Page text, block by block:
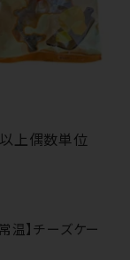
上偶数単位
温】チーズケー